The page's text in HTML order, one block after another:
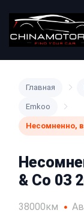
Главная
Emkoo
Несомненно,
& Co 03
38000км